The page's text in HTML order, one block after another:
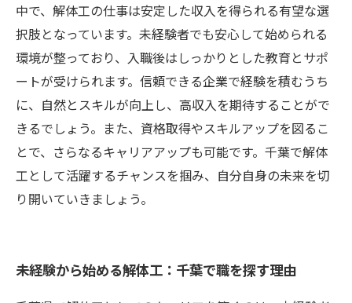
中で、解体工の仕事は安定した収入を得られる有望な選
択肢となっています。未経験者でも安心して始められる
環境が整っており、入職後はしっかりとした教育とサポ
ートが受けられます。信頼できる企業で経験を積むうち
に、自然とスキルが向上し、高収入を期待することがで
きるでしょう。また、資格取得やスキルアップを図るこ
とで、さらなるキャリアアップも可能です。千葉で解体
工として活躍するチャンスを掴み、自分自身の未来を切
り開いていきましょう。
未経験から始める解体工：千葉で職を探す理由